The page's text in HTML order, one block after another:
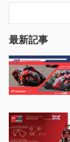
ン
最新記事